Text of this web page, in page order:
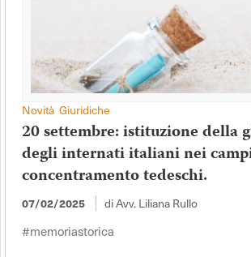
Novità Giuridiche
20 settembre: istituzione della
degli internati italiani nei
concentramento tedeschi.
07/02/2025 di Avv. Liliana Rullo
#memoriastorica